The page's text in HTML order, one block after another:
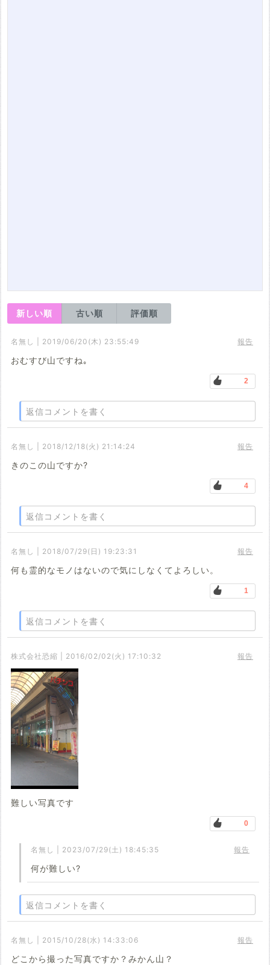
新しい順 古い順 評価順
名無し | 2019/06/20(木) 23:55:49 報告
おむすび山ですね｡
2
返信コメントを書く
名無し | 2018/12/18(火) 21:14:24 報告
きのこの山ですか?
4
返信コメントを書く
名無し | 2018/07/29(日) 19:23:31 報告
何も霊的なモノはないので気にしなくてよろしい。
1
返信コメントを書く
株式会社恐縮 | 2016/02/02(火) 17:10:32 報告
難しい写真です
0
名無し | 2023/07/29(土) 18:45:35 報告
何が難しい?
返信コメントを書く
名無し | 2015/10/28(水) 14:33:06 報告
どこから撮った写真ですか？みかん山？